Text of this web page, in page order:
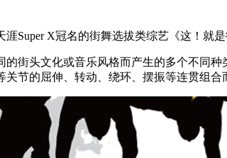
Super X冠名的街舞选拔类综艺《这！就
的街头文化或音乐风格而产生的多个不同
节的屈伸、转动、绕环、摆振等连贯组合